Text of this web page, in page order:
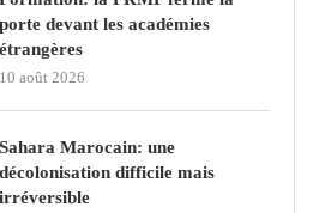
porte devant les académies
étrangères
10 août 2026
Sahara Marocain: une
décolonisation difficile mais
irréversible